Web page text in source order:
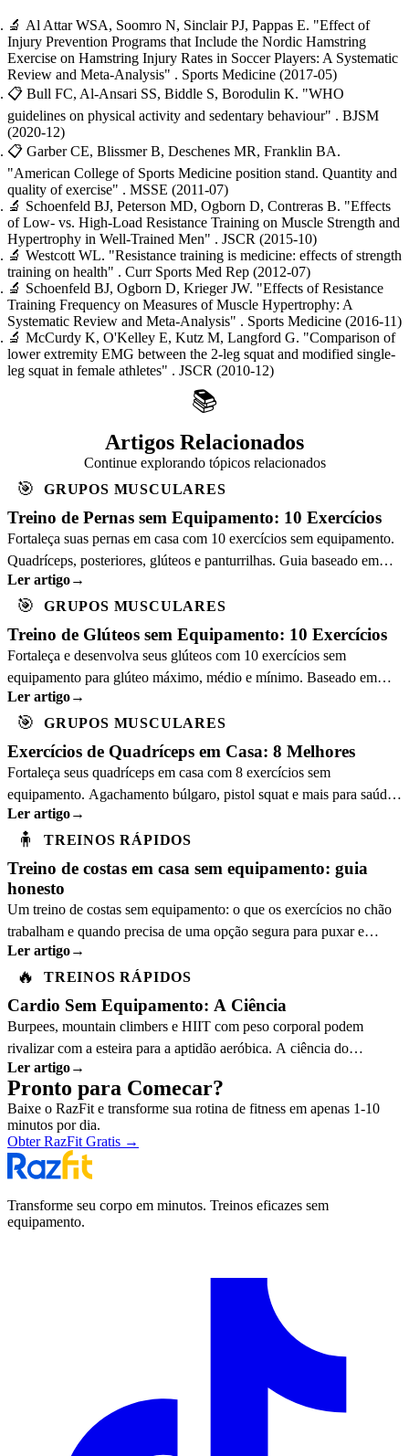
🔬 Al Attar WSA, Soomro N, Sinclair PJ, Pappas E. "Effect of
Injury Prevention Programs that Include the Nordic Hamstring
Exercise on Hamstring Injury Rates in Soccer Players: A Systematic
Review and Meta-Analysis" . Sports Medicine (2017-05)
📋 Bull FC, Al-Ansari SS, Biddle S, Borodulin K. "WHO
guidelines on physical activity and sedentary behaviour" . BJSM
(2020-12)
📋 Garber CE, Blissmer B, Deschenes MR, Franklin BA.
"American College of Sports Medicine position stand. Quantity and
quality of exercise" . MSSE (2011-07)
🔬 Schoenfeld BJ, Peterson MD, Ogborn D, Contreras B. "Effects
of Low- vs. High-Load Resistance Training on Muscle Strength and
Hypertrophy in Well-Trained Men" . JSCR (2015-10)
🔬 Westcott WL. "Resistance training is medicine: effects of strength
training on health" . Curr Sports Med Rep (2012-07)
🔬 Schoenfeld BJ, Ogborn D, Krieger JW. "Effects of Resistance
Training Frequency on Measures of Muscle Hypertrophy: A
Systematic Review and Meta-Analysis" . Sports Medicine (2016-11)
🔬 McCurdy K, O'Kelley E, Kutz M, Langford G. "Comparison of
lower extremity EMG between the 2-leg squat and modified single-
leg squat in female athletes" . JSCR (2010-12)
📚
Artigos Relacionados
Continue explorando tópicos relacionados
🎯 GRUPOS MUSCULARES
Treino de Pernas sem Equipamento: 10 Exercícios
Fortaleça suas pernas em casa com 10 exercícios sem equipamento.
Quadríceps, posteriores, glúteos e panturrilhas. Guia baseado em
ciência.
Ler artigo→
🎯 GRUPOS MUSCULARES
Treino de Glúteos sem Equipamento: 10 Exercícios
Fortaleça e desenvolva seus glúteos com 10 exercícios sem
equipamento para glúteo máximo, médio e mínimo. Baseado em
ciência, treine em casa.
Ler artigo→
🎯 GRUPOS MUSCULARES
Exercícios de Quadríceps em Casa: 8 Melhores
Fortaleça seus quadríceps em casa com 8 exercícios sem
equipamento. Agachamento búlgaro, pistol squat e mais para saúde
do joelho e força funcional.
Ler artigo→
🧍 TREINOS RÁPIDOS
Treino de costas em casa sem equipamento: guia
honesto
Um treino de costas sem equipamento: o que os exercícios no chão
trabalham e quando precisa de uma opção segura para puxar e
continuar a progredir.
Ler artigo→
🔥 TREINOS RÁPIDOS
Cardio Sem Equipamento: A Ciência
Burpees, mountain climbers e HIIT com peso corporal podem
rivalizar com a esteira para a aptidão aeróbica. A ciência do
exercício explica o porquê.
Ler artigo→
Pronto para Comecar?
Baixe o RazFit e transforme sua rotina de fitness em apenas 1-10
minutos por dia.
Obter RazFit Gratis →
Transforme seu corpo em minutos. Treinos eficazes sem
equipamento.